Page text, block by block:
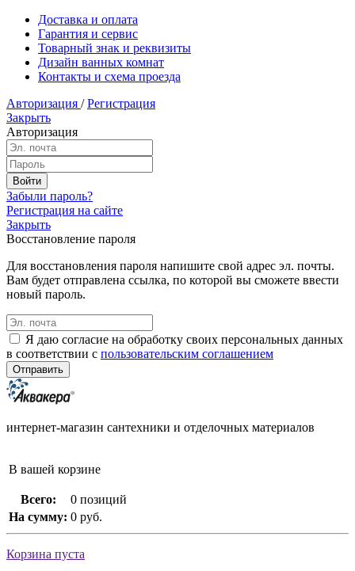
Доставка и оплата
Гарантия и сервис
Товарный знак и реквизиты
Дизайн ванных комнат
Контакты и схема проезда
Авторизация / Регистрация
Закрыть
Авторизация
Забыли пароль?
Регистрация на сайте
Закрыть
Восстановление пароля
Для восстановления пароля напишите свой адрес эл. почты.
Вам будет отправлена ссылка, по которой вы сможете ввести
новый пароль.
Я даю согласие на обработку своих персональных данных
в соответствии с пользовательским соглашением
интернет-магазин сантехники и отделочных материалов
В вашей корзине
Всего:
0 позиций
На сумму: 0 руб.
Корзина пуста